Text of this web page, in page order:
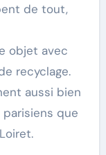
de tout,
objet avec
recyclage.
aussi bien
que